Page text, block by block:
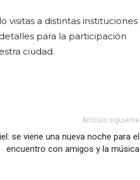
visitas a distintas instituciones
para la participación
ciudad.
Artículo siguiente
se viene una nueva noche para el
encuentro con amigos y la música